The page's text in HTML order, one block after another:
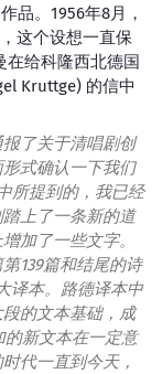
品。1956年8月，
这个设想一直保
在给科隆西北德国
Kruttge) 的信中
了关于清唱剧创
式确认一下我们
所提到的，我已经
上了一条新的道
加了一些文字。
139篇和结尾的诗
译本。路德译本中
的文本基础，成
新文本在一定意
代一直到今天，